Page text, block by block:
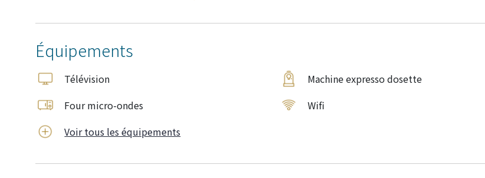
Équipements
Télévision
Machine expresso dosette
Four micro-ondes
Wifi
Voir tous les équipements